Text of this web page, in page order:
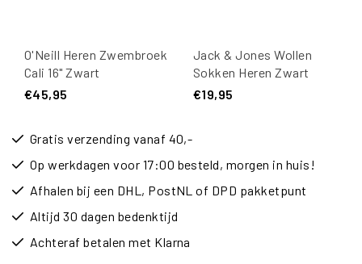
O'Neill Heren Zwembroek
Cali 16" Zwart
€45,95
Jack & Jones Wollen
Sokken Heren Zwart
JACWOOL 3-Pack
€19,95
Gratis verzending vanaf 40,-
Op werkdagen voor 17:00 besteld, morgen in huis!
Afhalen bij een DHL, PostNL of DPD pakketpunt
Altijd 30 dagen bedenktijd
Achteraf betalen met Klarna